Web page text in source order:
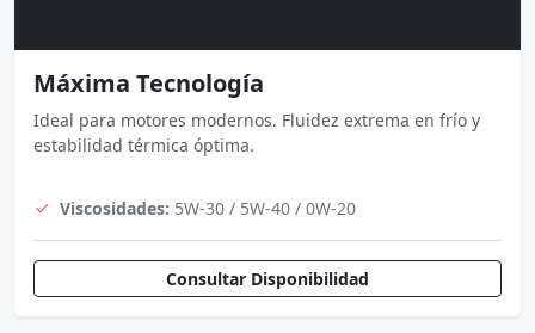
Máxima Tecnología
Ideal para motores modernos. Fluidez extrema en frío y
estabilidad térmica óptima.
Viscosidades: 5W-30 / 5W-40 / 0W-20
Consultar Disponibilidad